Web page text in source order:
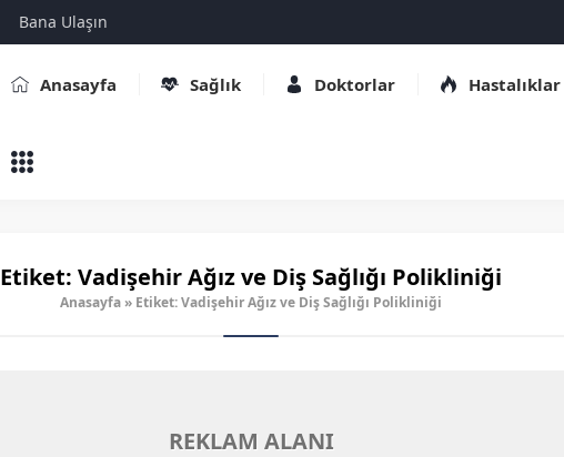
Bana Ulaşın
Anasayfa Sağlık Doktorlar Hastalıklar
Etiket: Vadişehir Ağız ve Diş Sağlığı Polikliniği
Anasayfa» Etiket: Vadişehir Ağız ve Diş Sağlığı Polikliniği
REKLAM ALANI